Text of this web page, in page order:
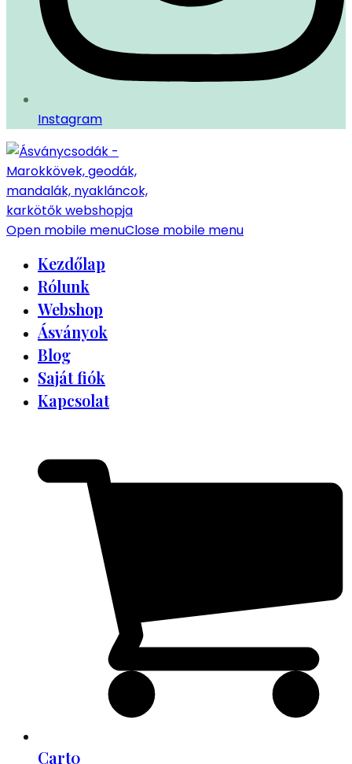
Instagram
Open mobile menuClose mobile menu
Kezdőlap
Rólunk
Webshop
Ásványok
Blog
Saját fiók
Kapcsolat
Cart0